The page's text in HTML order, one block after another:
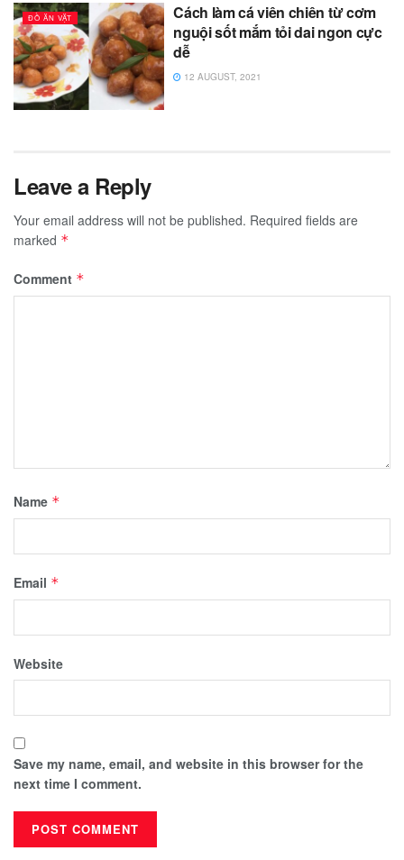
ĐỒ ĂN VẶT
Cách làm cá viên chiên từ cơm
nguội sốt mắm tỏi dai ngon cực
dễ
12 AUGUST, 2021
Leave a Reply
Your email address will not be published. Required fields are
marked *
Comment *
Name *
Email *
Website
Save my name, email, and website in this browser for the
next time I comment.